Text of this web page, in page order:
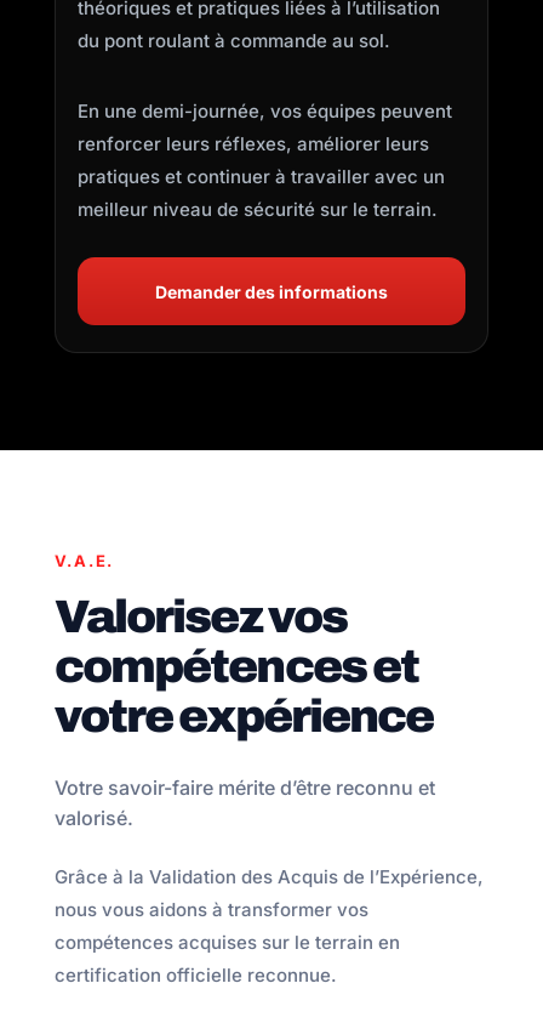
théoriques et pratiques liées à l’utilisation
du pont roulant à commande au sol.
En une demi-journée, vos équipes peuvent
renforcer leurs réflexes, améliorer leurs
pratiques et continuer à travailler avec un
meilleur niveau de sécurité sur le terrain.
Demander des informations
V.A.E.
Valorisez vos
compétences et
votre expérience
Votre savoir-faire mérite d’être reconnu et
valorisé.
Grâce à la Validation des Acquis de l’Expérience,
nous vous aidons à transformer vos
compétences acquises sur le terrain en
certification officielle reconnue.